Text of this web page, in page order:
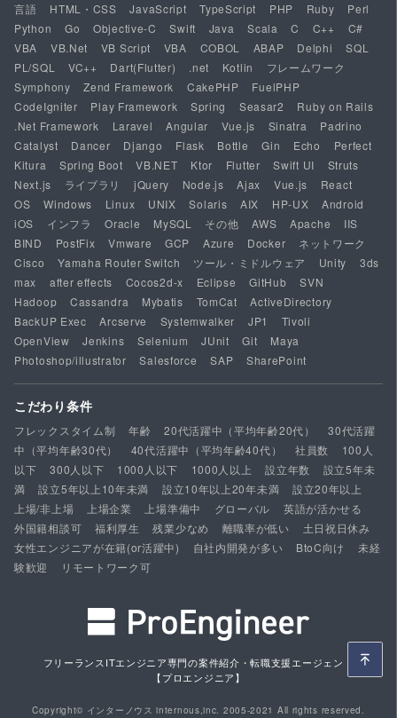
言語 HTML・CSS JavaScript TypeScript PHP Ruby
Perl
Python
Go Objective-C Swift Java Scala C C++
C#
VBA
VB.Net VB Script VBA COBOL ABAP Delphi
SQL
PL/SQL
VC++ Dart(Flutter) .net Kotlin
フレームワーク
Symphony
Zend Framework CakePHP
FuelPHP
CodeIgniter
Play Framework Spring Seasar2
Ruby on Rails
.Net Framework
Laravel Angular Vue.js Sinatra
Padrino
Catalyst
Dancer Django Flask Bottle Gin Echo
Perfect
Kitura
Spring Boot VB.NET Ktor Flutter Swift UI
Struts
Next.js
ライブラリ jQuery Node.js Ajax Vue.js
React
OS
Windows Linux UNIX Solaris AIX HP-UX
Android
iOS
インフラ Oracle MySQL その他 AWS Apache
IIS
BIND
PostFix Vmware GCP Azure Docker
ネットワーク
Cisco
Yamaha Router Switch ツール・ミドルウェア Unity
3ds
max
after effects Cocos2d-x Eclipse GitHub
SVN
Hadoop
Cassandra Mybatis TomCat
ActiveDirectory
BackUP Exec
Arcserve Systemwalker JP1
Tivoli
OpenView
Jenkins Selenium JUnit Git
Maya
Photoshop/illustrator
Salesforce SAP SharePoint
こだわり条件
フレックスタイム制 年齢 20代活躍中（平均年齢20代）
30代活躍
中（平均年齢30代）
40代活躍中（平均年齢40代） 社員数
100人
以下
300人以下 1000人以下 1000人以上 設立年数
設立5年未
満
設立5年以上10年未満 設立10年以上20年未満
設立20年以上
上場/非上場
上場企業 上場準備中 グローバル
英語が活かせる
外国籍相談可
福利厚生 残業少なめ 離職率が低い
土日祝日休み
女性エンジニアが在籍(or活躍中)
自社内開発が多い BtoC向け
未経
験歓迎
リモートワーク可
フリーランスITエンジニア専門の案件紹介・転職支援エージェント
【プロエンジニア】
Copyright© インターノウス internous,inc. 2005-2021 All rights reserved.